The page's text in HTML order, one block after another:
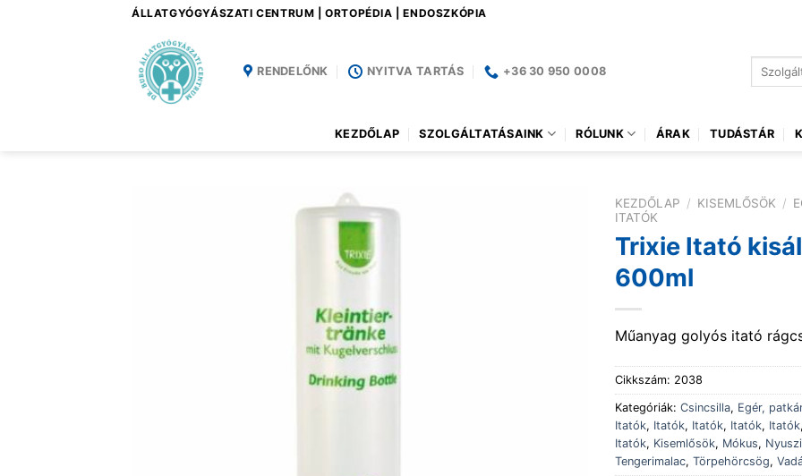
ÁLLATGYÓGYÁSZATI CENTRUM | ORTOPÉDIA | ENDOSZKÓPIA
RENDELŐNK NYITVA TARTÁS +36 30 950 0008
Keresés
KEZDŐLAP SZOLGÁLTATÁSAINK RÓLUNK ÁRAK TUDÁSTÁR
KEZDŐLAP / KISEMLŐSÖK /
ITATÓK
Trixie Itató
600ml
Műanyag golyós itató
Cikkszám: 2038
Kategóriák: Csincsilla, Egér,
Itatók, Itatók, Itatók, Itatók, Itatók
Itatók, Kisemlősök, Mókus,
Tengerimalac, Törpehörcsög,